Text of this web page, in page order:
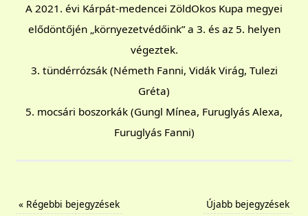
A 2021. évi Kárpát-medencei ZöldOkos Kupa megyei
elődöntőjén „környezetvédőink” a 3. és az 5. helyen
végeztek.
3. tündérrózsák (Németh Fanni, Vidák Virág, Tulezi
Gréta)
5. mocsári boszorkák (Gungl Mínea, Furuglyás Alexa,
Furuglyás Fanni)
«Régebbi bejegyzések Újabb bejegyzések